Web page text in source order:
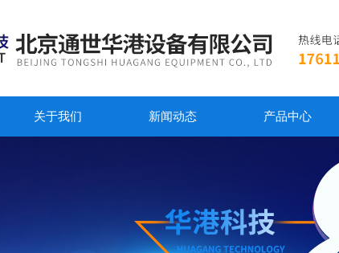
关于我们 新闻动态 产品中心